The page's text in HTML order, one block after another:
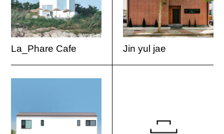
La_Phare Cafe Jin yul jae